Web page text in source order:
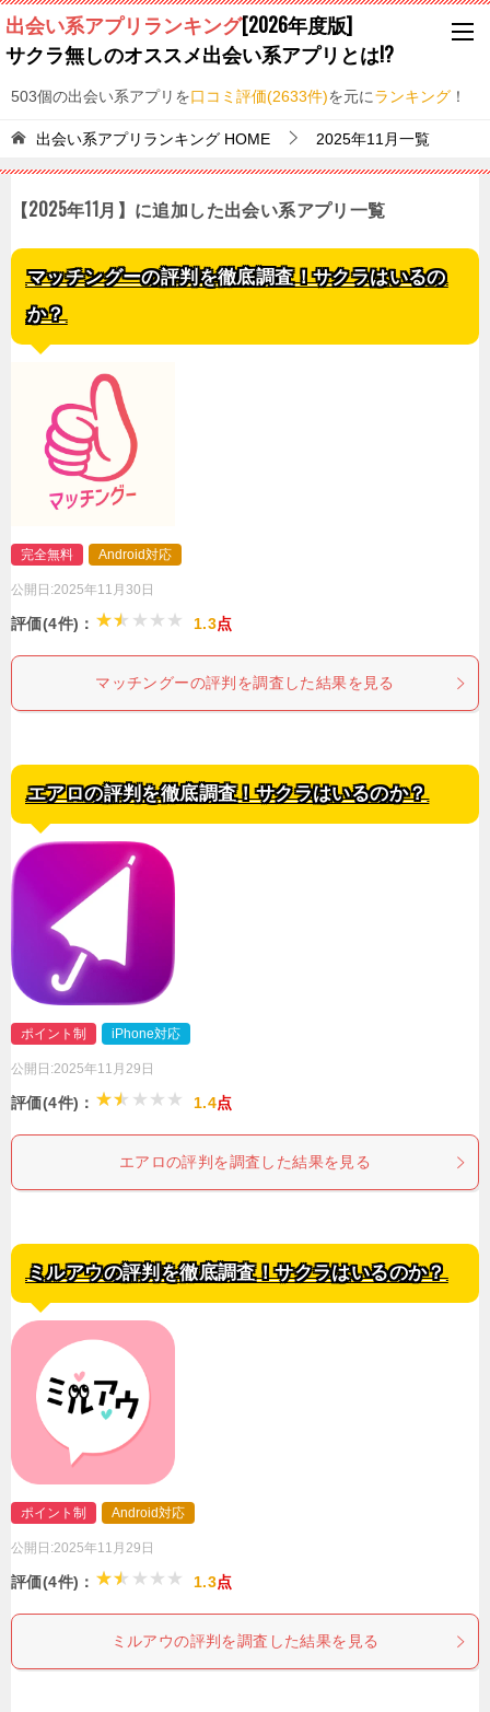
出会い系アプリランキング[2026年度版]
サクラ無しのオススメ出会い系アプリとは!?
503個の出会い系アプリを口コミ評価(2633件)を元にランキング ！
出会い系アプリランキング HOME 2025年11月一覧
【2025年11月】に追加した出会い系アプリ一覧
マッチングーの評判を徹底調査！サクラはいるの
か？
完全無料 Android対応
公開日:2025年11月30日
評価(4件)： 1.3点
マッチングーの評判を調査した結果を見る
エアロの評判を徹底調査！サクラはいるのか？
ポイント制 iPhone対応
公開日:2025年11月29日
評価(4件)： 1.4点
エアロの評判を調査した結果を見る
ミルアウの評判を徹底調査！サクラはいるのか？
ポイント制 Android対応
公開日:2025年11月29日
評価(4件)： 1.3点
ミルアウの評判を調査した結果を見る